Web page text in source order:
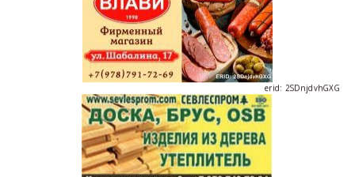
erid: 2SDnjdvhGXG